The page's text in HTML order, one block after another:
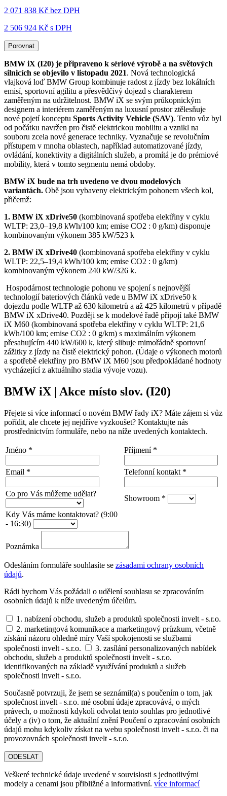
2 071 838 Kč bez DPH
2 506 924 Kč s DPH
Porovnat
BMW iX (I20) je připraveno k sériové výrobě a na světových
silnicích se objevilo v listopadu 2021. Nová technologická
vlajková loď BMW Group kombinuje radost z jízdy bez lokálních
emisí, sportovní agilitu a přesvědčivý dojezd s charakterem
zaměřeným na udržitelnost. BMW iX se svým průkopnickým
designem a interiérem zaměřeným na luxusní prostor ztělesňuje
nové pojetí konceptu Sports Activity Vehicle (SAV). Tento vůz byl
od počátku navržen pro čistě elektrickou mobilitu a vznikl na
souboru zcela nové generace techniky. Vyznačuje se revolučním
přístupem v mnoha oblastech, například automatizované jízdy,
ovládání, konektivity a digitálních služeb, a promítá je do prémiové
mobility, která v tomto segmentu nemá obdoby.
BMW iX bude na trh uvedeno ve dvou modelových
variantách. Obě jsou vybaveny elektrickým pohonem všech kol,
přičemž:
1. BMW iX xDrive50 (kombinovaná spotřeba elektřiny v cyklu
WLTP: 23,0–19,8 kWh/100 km; emise CO2 : 0 g/km) disponuje
kombinovaným výkonem 385 kW/523 k
2. BMW iX xDrive40 (kombinovaná spotřeba elektřiny v cyklu
WLTP: 22,5–19,4 kWh/100 km; emise CO2 : 0 g/km)
kombinovaným výkonem 240 kW/326 k.
Hospodárnost technologie pohonu ve spojení s nejnovější
technologií bateriových článků vede u BMW iX xDrive50 k
dojezdu podle WLTP až 630 kilometrů a až 425 kilometrů v případě
BMW iX xDrive40. Později se k modelové řadě připojí také BMW
iX M60 (kombinovaná spotřeba elektřiny v cyklu WLTP: 21,6
kWh/100 km; emise CO2 : 0 g/km) s maximálním výkonem
přesahujícím 440 kW/600 k, který slibuje mimořádně sportovní
zážitky z jízdy na čistě elektrický pohon. (Údaje o výkonech motorů
a spotřebě elektřiny pro BMW iX M60 jsou předpokládané hodnoty
vycházející z aktuálního stadia vývoje vozu).
BMW iX | Akce místo slov. (I20)
Přejete si více informací o novém BMW řady iX? Máte zájem si vůz
pořídit, ale chcete jej nejdříve vyzkoušet? Kontaktujte nás
prostřednictvím formuláře, nebo na níže uvedených kontaktech.
Jméno * Příjmení *
Email * Telefonní kontakt *
Co pro Vás můžeme udělat?
Showroom *
Kdy Vás máme kontaktovat? (9:00
- 16:30)
Poznámka
Odesláním formuláře souhlasíte se zásadami ochrany osobních
údajů.
Rádi bychom Vás požádali o udělení souhlasu se zpracováním
osobních údajů k níže uvedeným účelům.
1. nabízení obchodu, služeb a produktů společnosti invelt - s.r.o.
2. marketingová komunikace a marketingový průzkum, včetně
získání názoru ohledně míry Vaší spokojenosti se službami
společnosti invelt - s.r.o.
3. zasílání personalizovaných nabídek
obchodu, služeb a produktů společnosti invelt - s.r.o.
identifikovaných na základě využívání produktů a služeb
společnosti invelt - s.r.o.
Současně potvrzuji, že jsem se seznámil(a) s poučením o tom, jak
společnost invelt - s.r.o. mé osobní údaje zpracovává, o mých
právech, o možnosti kdykoli odvolat tento souhlas pro jednotlivé
účely a (iv) o tom, že aktuální znění Poučení o zpracování osobních
údajů mohu kdykoliv získat na webu společnosti invelt - s.r.o. či na
provozovnách společnosti invelt - s.r.o.
ODESLAT
Veškeré technické údaje uvedené v souvislosti s jednotlivými
modely a cenami jsou přibližné a informativní. více informací